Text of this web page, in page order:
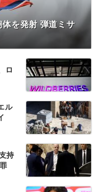
を発射 弾道ミサ
ロ
ル
持